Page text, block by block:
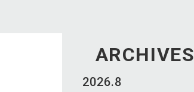
ARCHIVES
2026.8